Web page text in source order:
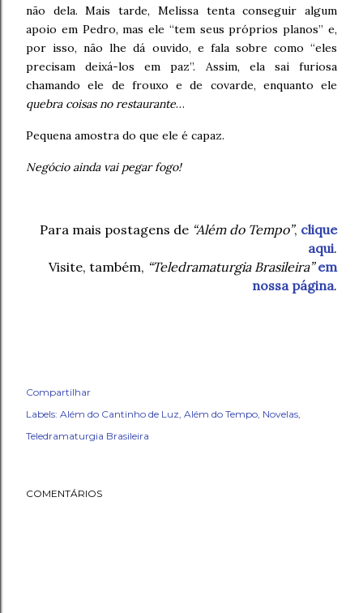
não dela. Mais tarde, Melissa tenta conseguir algum
apoio em Pedro, mas ele “tem seus próprios planos” e,
por isso, não lhe dá ouvido, e fala sobre como “eles
precisam deixá-los em paz”. Assim, ela sai furiosa
chamando ele de frouxo e de covarde, enquanto ele
quebra coisas no restaurante…
Pequena amostra do que ele é capaz.
Negócio ainda vai pegar fogo!
Para mais postagens de “Além do Tempo”, clique
aqui.
Visite, também, “Teledramaturgia Brasileira” em
nossa página.
Compartilhar
Labels: Além do Cantinho de Luz Além do Tempo Novelas
Teledramaturgia Brasileira
COMENTÁRIOS